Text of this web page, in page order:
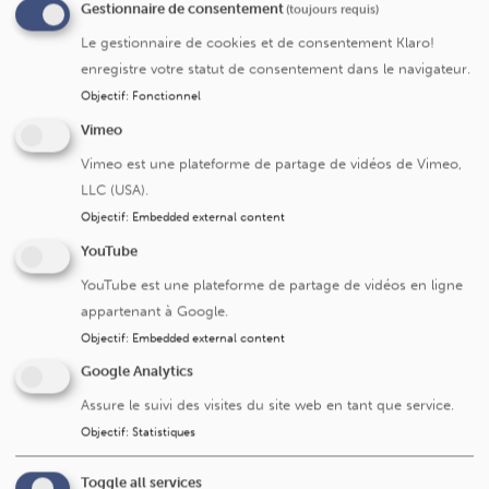
éventuel diabète de grossesse.
Si le test de dépistage du diabète de grossesse (OGTT)
s’avère positif, nous vous inviterons à prendre rendez-
alimentation), une infirmière (pour vous expliquer
comment surveiller) ainsi qu’un médecin endocrinologue.
Le diabète de grossesse n’entraine pas de malformations
complications pour la mère et pour l’enfant. Un suivi
adapté sera donc mis en place pour éviter ces
complications.
Un problème ou une remarque
sur cette page ? Dites-le-nous
Gestionnaire de consentement(toujours requis)
Le gestionnaire de cookies et de consentement Klaro!
enregistre votre statut de consentement dans le navigateur.
Objectif: Fonctionnel
Vimeo
Vimeo est une plateforme de partage de vidéos de Vimeo,
LLC (USA).
Objectif: Embedded external content
YouTube
YouTube est une plateforme de partage de vidéos en ligne
appartenant à Google.
Objectif: Embedded external content
Google Analytics
Assure le suivi des visites du site web en tant que service.
Objectif: Statistiques
Toggle all services